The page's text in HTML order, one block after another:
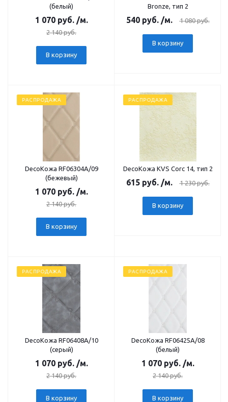
(белый)
1 070руб. /м.
2 140руб.
В корзину
Bronze, тип 2
540руб. /м. 1 080руб.
В корзину
РАСПРОДАЖА
DecoКожа RF06304А/09
(бежевый)
1 070руб. /м.
2 140руб.
В корзину
РАСПРОДАЖА
DecoКожа KVS Corc 14, тип 2
615руб. /м. 1 230руб.
В корзину
РАСПРОДАЖА
DecoКожа RF06408А/10
(серый)
1 070руб. /м.
2 140руб.
В корзину
РАСПРОДАЖА
DecoКожа RF06425А/08
(белый)
1 070руб. /м.
2 140руб.
В корзину